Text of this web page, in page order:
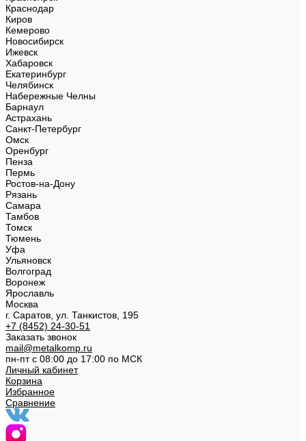
Краснодар
Киров
Кемерово
Новосибирск
Ижевск
Хабаровск
Екатеринбург
Челябинск
Набережные Челны
Барнаул
Астрахань
Санкт-Петербург
Омск
Оренбург
Пенза
Пермь
Ростов-на-Дону
Рязань
Самара
Тамбов
Томск
Тюмень
Уфа
Ульяновск
Волгоград
Воронеж
Ярославль
Москва
г. Саратов, ул. Танкистов, 195
+7 (8452) 24-30-51
Заказать звонок
mail@metalkomp.ru
пн-пт с 08:00 до 17:00 по МСК
Личный кабинет
Корзина
Избранное
Сравнение